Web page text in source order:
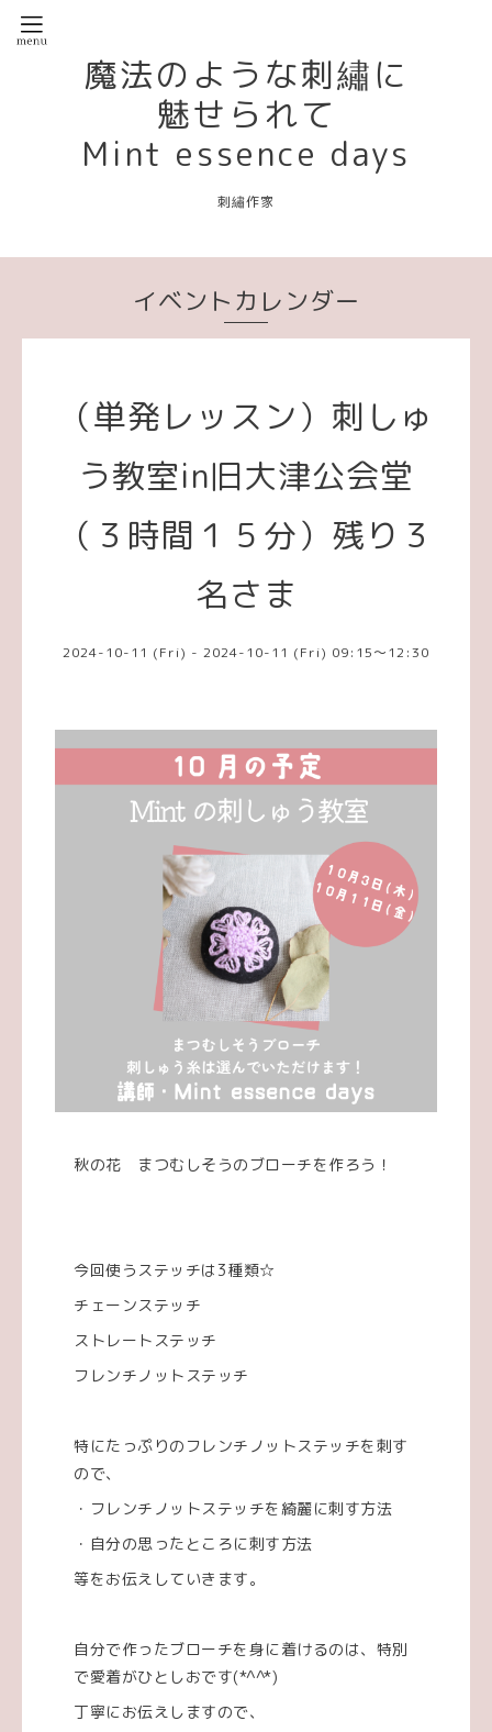
魔法のような刺繡に
魅せられて
Mint essence days
刺繡作家
イベントカレンダー
（単発レッスン）刺しゅ
う教室in旧大津公会堂
（３時間１５分）残り３
名さま
2024-10-11 (Fri) - 2024-10-11 (Fri) 09:15～12:30
秋の花 まつむしそうのブローチを作ろう！
今回使うステッチは3種類☆
チェーンステッチ
ストレートステッチ
フレンチノットステッチ
特にたっぷりのフレンチノットステッチを刺す
ので、
・フレンチノットステッチを綺麗に刺す方法
・自分の思ったところに刺す方法
等をお伝えしていきます。
自分で作ったブローチを身に着けるのは、特別
で愛着がひとしおです(*^^*)
丁寧にお伝えしますので、